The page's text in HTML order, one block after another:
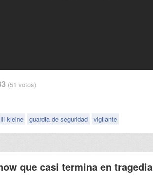
(51 votos)
lil kleine guardia de seguridad vigilante
que casi termina en tragedia